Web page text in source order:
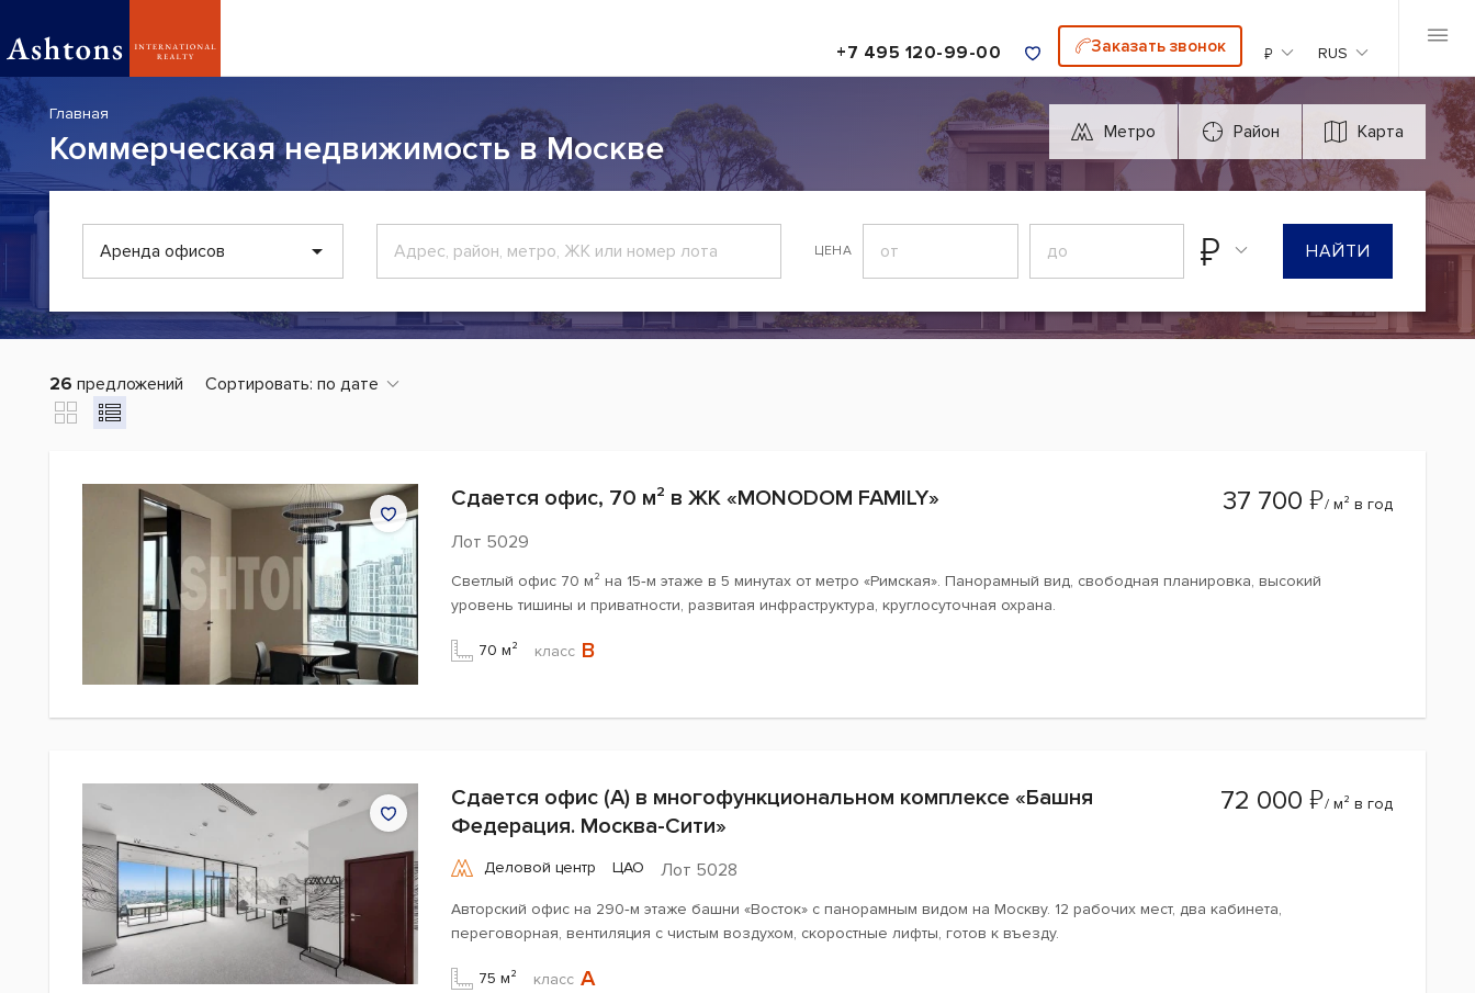
+7 495 120-99-00 Заказать звонок ₽ RUS
Метро Район Карта
Главная
Коммерческая недвижимость в Москве
Аренда офисов ЦЕНА ₽ НАЙТИ
26 предложений Сортировать: по дате
Сдается офис, 70 м² в ЖК «MONODOM FAMILY»
Лот 5029
37 700 ₽/ м² в год
Светлый офис 70 м² на 15‑м этаже в 5 минутах от метро «Римская». Панорамный вид, свободная планировка, высокий
уровень тишины и приватности, развитая инфраструктура, круглосуточная охрана.
70 м² класс B
Сдается офис (А) в многофункциональном комплексе «Башня
Федерация. Москва-Сити»
Деловой центр ЦАО Лот 5028
72 000 ₽/ м² в год
Авторский офис на 290‑м этаже башни «Восток» с панорамным видом на Москву. 12 рабочих мест, два кабинета,
переговорная, вентиляция с чистым воздухом, скоростные лифты, готов к въезду.
75 м² класс A